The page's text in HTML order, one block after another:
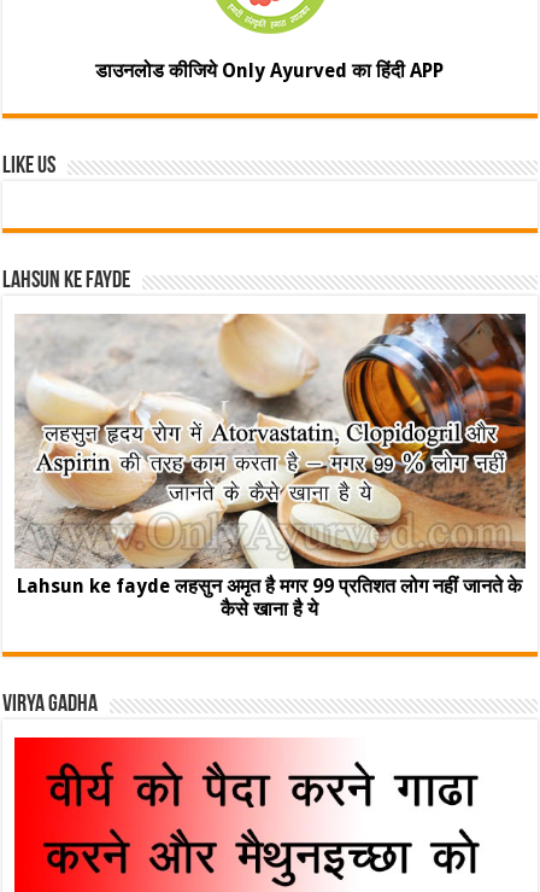
डाउनलोड कीजिये Only Ayurved का हिंदी APP
Like Us
Lahsun ke fayde
Lahsun ke fayde लहसुन अमृत है मगर 99 प्रतिशत लोग नहीं जानते के
कैसे खाना है ये
Virya Gadha